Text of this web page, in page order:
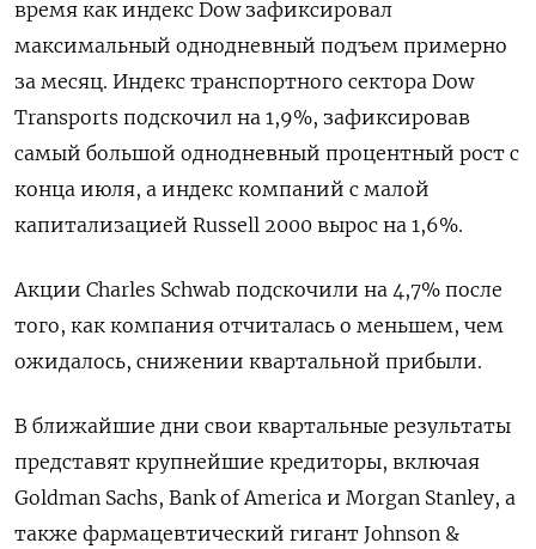
время как индекс Dow зафиксировал
максимальный однодневный подъем примерно
за месяц. Индекс транспортного сектора Dow
Transports подскочил на 1,9%, зафиксировав
самый большой однодневный процентный рост с
конца июля, а индекс компаний с малой
капитализацией Russell 2000 вырос на 1,6%.
Акции Charles Schwab подскочили на 4,7% после
того, как компания отчиталась о меньшем, чем
ожидалось, снижении квартальной прибыли.
В ближайшие дни свои квартальные результаты
представят крупнейшие кредиторы, включая
Goldman Sachs, Bank of America и Morgan Stanley, а
также фармацевтический гигант Johnson &